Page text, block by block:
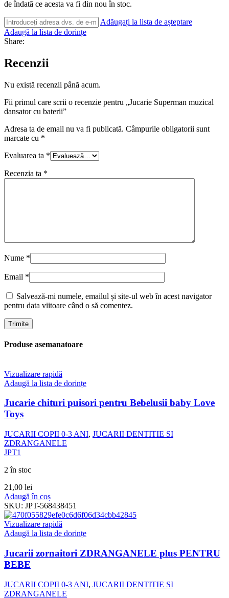
de îndată ce acesta va fi din nou în stoc.
Adăugați la lista de așteptare
Adaugă la lista de dorințe
Share:
Recenzii
Nu există recenzii până acum.
Fii primul care scrii o recenzie pentru „Jucarie Superman muzical
dansator cu baterii”
Adresa ta de email nu va fi publicată. Câmpurile obligatorii sunt
marcate cu *
Evaluarea ta *
Recenzia ta *
Nume *
Email *
Salvează-mi numele, emailul și site-ul web în acest navigator
pentru data viitoare când o să comentez.
Produse asemanatoare
Vizualizare rapidă
Adaugă la lista de dorințe
Jucarie chituri puisori pentru Bebelusii baby Love
Toys
JUCARII COPII 0-3 ANI, JUCARII DENTITIE SI
ZDRANGANELE
JPT1
2 în stoc
21,00 lei
Adaugă în coș
SKU: JPT-568438451
Vizualizare rapidă
Adaugă la lista de dorințe
Jucarii zornaitori ZDRANGANELE plus PENTRU
BEBE
JUCARII COPII 0-3 ANI, JUCARII DENTITIE SI
ZDRANGANELE